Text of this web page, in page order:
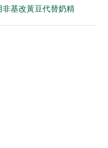
基改黃豆代替奶精